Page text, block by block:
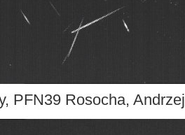
PFN39 Rosocha,